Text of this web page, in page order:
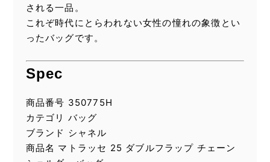
される一品。
これぞ時代にとらわれない女性の憧れの象徴とい
ったバッグです。
Spec
商品番号 350775H
カテゴリ バッグ
ブランド シャネル
商品名 マトラッセ 25 ダブルフラップ チェーン